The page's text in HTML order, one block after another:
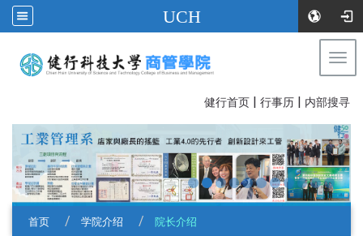
UCH
健行首页 | 行事历 | 内部搜寻
首页 学院介绍 院长介绍